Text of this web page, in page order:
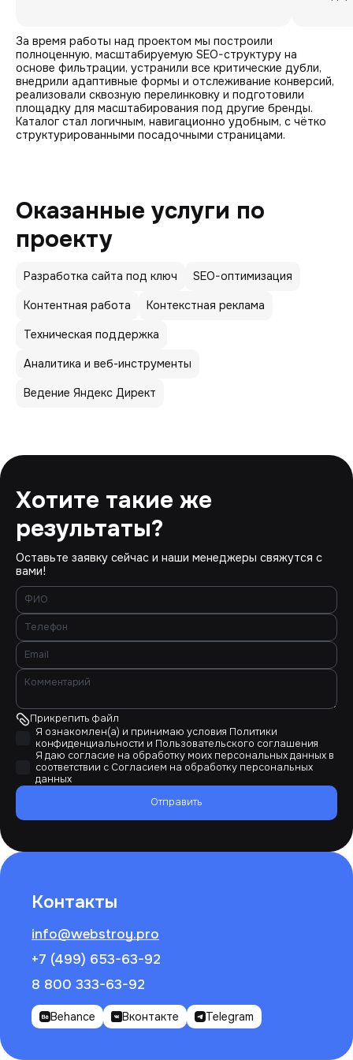
За время работы над проектом мы построили
полноценную, масштабируемую SEO-структуру на
основе фильтрации, устранили все критические дубли,
внедрили адаптивные формы и отслеживание конверсий,
реализовали сквозную перелинковку и подготовили
площадку для масштабирования под другие бренды.
Каталог стал логичным, навигационно удобным, с чётко
структурированными посадочными страницами.
Оказанные услуги по
проекту
Разработка сайта под ключ SEO-оптимизация
Контентная работа Контекстная реклама
Техническая поддержка
Аналитика и веб-инструменты
Ведение Яндекс Директ
Хотите такие же
результаты?
Оставьте заявку сейчас и наши менеджеры свяжутся с
вами!
Прикрепить файл
Я ознакомлен(а) и принимаю условия Политики
конфиденциальности и Пользовательского соглашения
Я даю согласие на обработку моих персональных данных в
соответствии с Согласием на обработку персональных
данных
Отправить
Контакты
info@webstroy.pro
+7 (499) 653-63-92
8 800 333-63-92
Behance Вконтакте Telegram